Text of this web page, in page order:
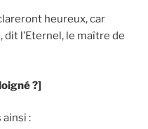
heureux, car
dit l’Eternel, le maître de
?]
: